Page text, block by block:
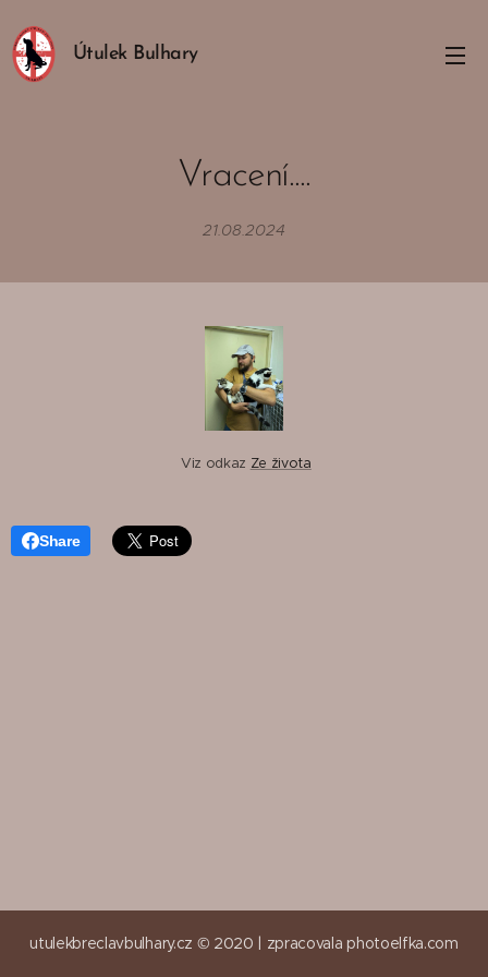
Útulek Bulhary
Vracení....
21.08.2024
Viz odkaz Ze života
Share
utulekbreclavbulhary.cz © 2020 | zpracovala photoelfka.com